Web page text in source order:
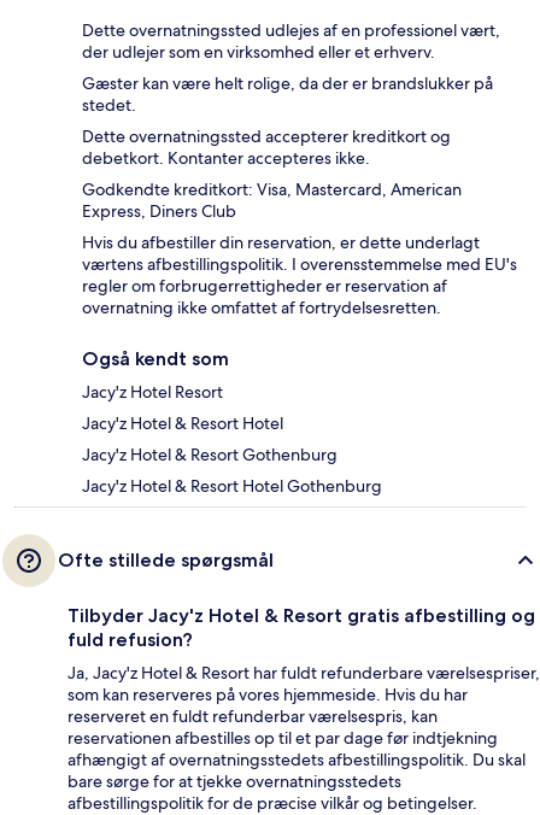
Dette overnatningssted udlejes af en professionel vært,
der udlejer som en virksomhed eller et erhverv.
Gæster kan være helt rolige, da der er brandslukker på
stedet.
Dette overnatningssted accepterer kreditkort og
debetkort. Kontanter accepteres ikke.
Godkendte kreditkort: Visa, Mastercard, American
Express, Diners Club
Hvis du afbestiller din reservation, er dette underlagt
værtens afbestillingspolitik. I overensstemmelse med EU's
regler om forbrugerrettigheder er reservation af
overnatning ikke omfattet af fortrydelsesretten.
Også kendt som
Jacy'z Hotel Resort
Jacy'z Hotel & Resort Hotel
Jacy'z Hotel & Resort Gothenburg
Jacy'z Hotel & Resort Hotel Gothenburg
Ofte stillede spørgsmål
Tilbyder Jacy'z Hotel & Resort gratis afbestilling og
fuld refusion?
Ja, Jacy'z Hotel & Resort har fuldt refunderbare værelsespriser,
som kan reserveres på vores hjemmeside. Hvis du har
reserveret en fuldt refunderbar værelsespris, kan
reservationen afbestilles op til et par dage før indtjekning
afhængigt af overnatningsstedets afbestillingspolitik. Du skal
bare sørge for at tjekke overnatningsstedets
afbestillingspolitik for de præcise vilkår og betingelser.